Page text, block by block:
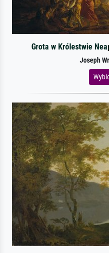
Grota w Królestwie
Joseph